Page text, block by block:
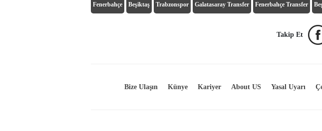
Fenerbahçe Beşiktaş Trabzonspor Galatasaray Transfer Fenerbahçe Transfer
Takip Et
Bize Ulaşın Künye Kariyer About US Yasal Uyarı